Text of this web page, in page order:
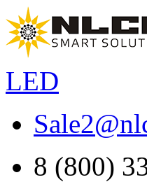
LED
Sale2@
8 (800)